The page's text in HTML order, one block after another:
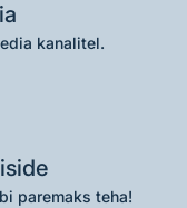
kanalitel.
paremaks teha!